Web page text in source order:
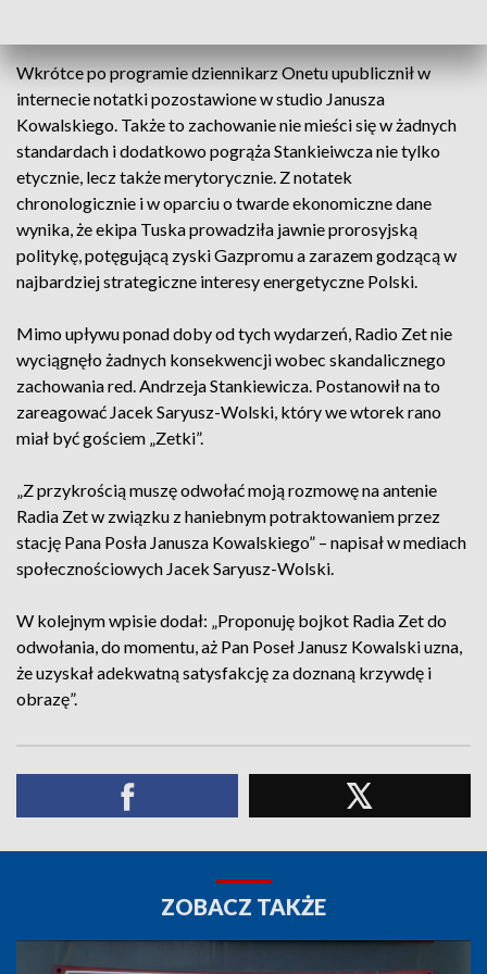
Wkrótce po programie dziennikarz Onetu upublicznił w
internecie notatki pozostawione w studio Janusza
Kowalskiego. Także to zachowanie nie mieści się w żadnych
standardach i dodatkowo pogrąża Stankieiwcza nie tylko
etycznie, lecz także merytorycznie. Z notatek
chronologicznie i w oparciu o twarde ekonomiczne dane
wynika, że ekipa Tuska prowadziła jawnie prorosyjską
politykę, potęgującą zyski Gazpromu a zarazem godzącą w
najbardziej strategiczne interesy energetyczne Polski.
Mimo upływu ponad doby od tych wydarzeń, Radio Zet nie
wyciągnęło żadnych konsekwencji wobec skandalicznego
zachowania red. Andrzeja Stankiewicza. Postanowił na to
zareagować Jacek Saryusz-Wolski, który we wtorek rano
miał być gościem „Zetki”.
„Z przykrością muszę odwołać moją rozmowę na antenie
Radia Zet w związku z haniebnym potraktowaniem przez
stację Pana Posła Janusza Kowalskiego” – napisał w mediach
społecznościowych Jacek Saryusz-Wolski.
W kolejnym wpisie dodał: „Proponuję bojkot Radia Zet do
odwołania, do momentu, aż Pan Poseł Janusz Kowalski uzna,
że uzyskał adekwatną satysfakcję za doznaną krzywdę i
obrazę”.
ZOBACZ TAKŻE